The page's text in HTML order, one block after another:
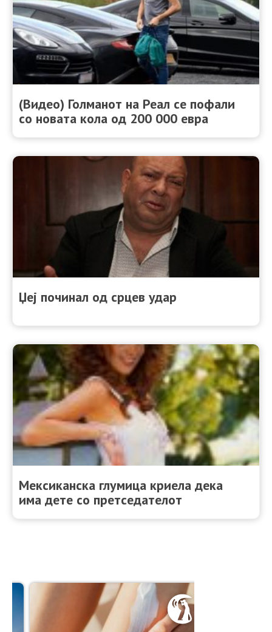
(Видео) Голманот на Реал се пофали
со новата кола од 200 000 евра
Џеј починал од срцев удар
Мексиканска глумица криела дека
има дете со претседателот